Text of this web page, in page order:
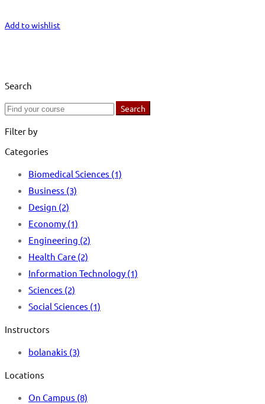
Add to wishlist
Search
Search
Search
Filter by
Categories
Biomedical Sciences (1)
Business (3)
Design (2)
Economy (1)
Engineering (2)
Health Care (2)
Information Technology (1)
Sciences (2)
Social Sciences (1)
Instructors
bolanakis (3)
Locations
On Campus (8)